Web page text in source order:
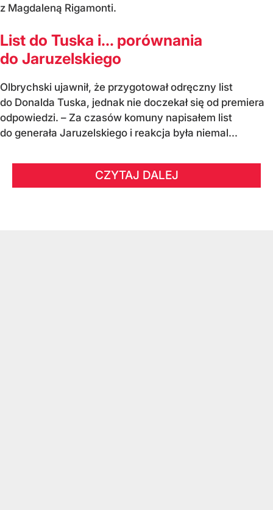
z Magdaleną Rigamonti.
List do Tuska i… porównania
do Jaruzelskiego
Olbrychski ujawnił, że przygotował odręczny list
do Donalda Tuska, jednak nie doczekał się od premiera
odpowiedzi. – Za czasów komuny napisałem list
do generała Jaruzelskiego i reakcja była niemal...
CZYTAJ DALEJ